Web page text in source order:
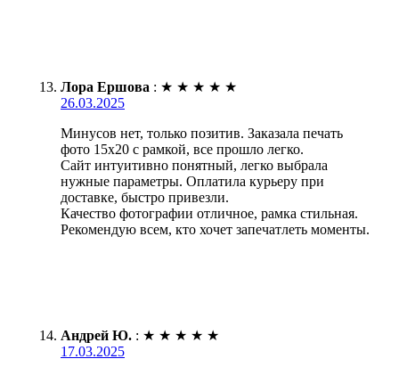
Лора Ершова : ★ ★ ★ ★ ★
26.03.2025
Минусов нет, только позитив. Заказала печать
фото 15х20 с рамкой, все прошло легко.
Сайт интуитивно понятный, легко выбрала
нужные параметры. Оплатила курьеру при
доставке, быстро привезли.
Качество фотографии отличное, рамка стильная.
Рекомендую всем, кто хочет запечатлеть моменты.
Андрей Ю. : ★ ★ ★ ★ ★
17.03.2025